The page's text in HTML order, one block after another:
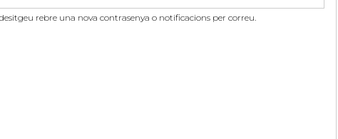
rebre una nova contrasenya o notificacions per correu.